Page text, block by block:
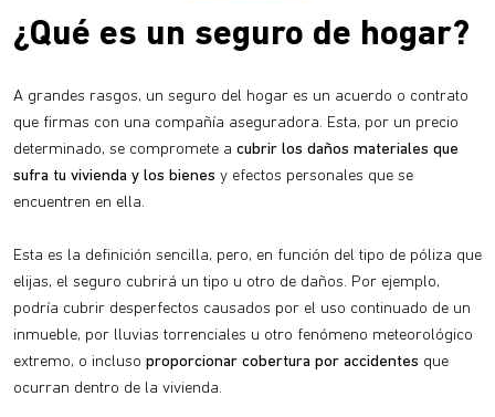
¿Qué es un seguro de hogar?
A grandes rasgos, un seguro del hogar es un acuerdo o contrato
que firmas con una compañía aseguradora. Esta, por un precio
determinado, se compromete a cubrir los daños materiales que
sufra tu vivienda y los bienes y efectos personales que se
encuentren en ella.
Esta es la definición sencilla, pero, en función del tipo de póliza que
elijas, el seguro cubrirá un tipo u otro de daños. Por ejemplo,
podría cubrir desperfectos causados por el uso continuado de un
inmueble, por lluvias torrenciales u otro fenómeno meteorológico
extremo, o incluso proporcionar cobertura por accidentes que
ocurran dentro de la vivienda.